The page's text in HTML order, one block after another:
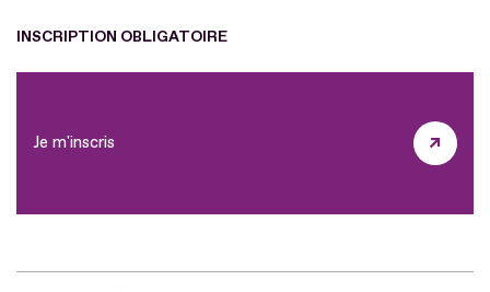
INSCRIPTION OBLIGATOIRE
Je m'inscris